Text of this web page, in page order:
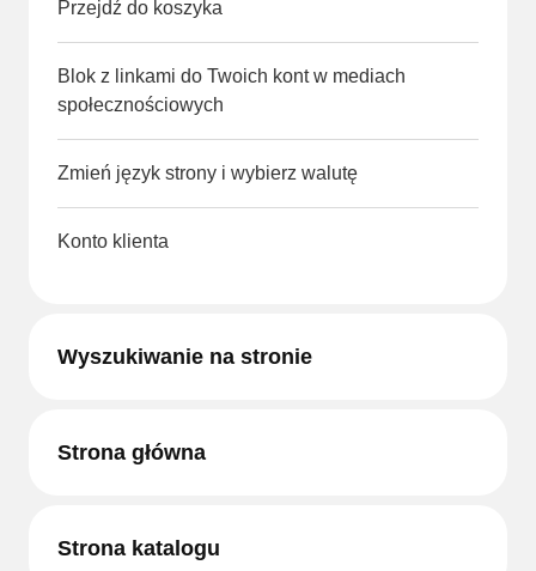
Przejdź do koszyka
Blok z linkami do Twoich kont w mediach
społecznościowych
Zmień język strony i wybierz walutę
Konto klienta
Wyszukiwanie na stronie
Strona główna
Strona katalogu